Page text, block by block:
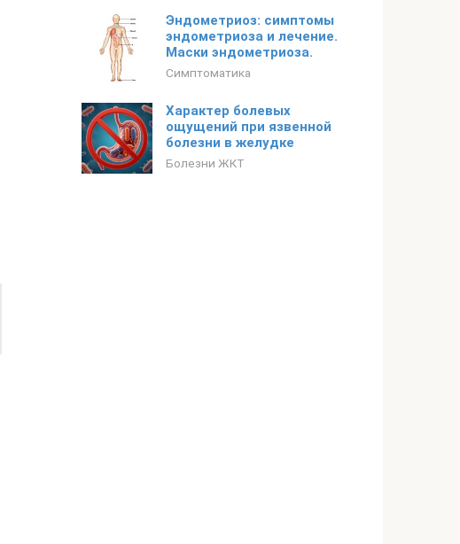
Эндометриоз: симптомы
эндометриоза и лечение.
Маски эндометриоза.
Симптоматика
Характер болевых
ощущений при язвенной
болезни в желудке
Болезни ЖКТ